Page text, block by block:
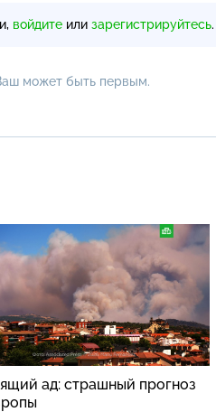
войдите или зарегистрируйтесь.
может быть первым.
ад: страшный прогноз